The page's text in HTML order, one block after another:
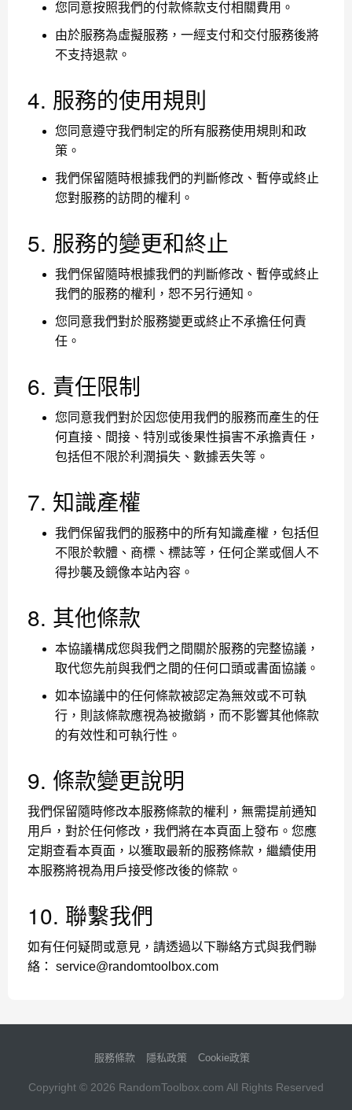
您同意按照我們的付款條款支付相關費用。
由於服務為虛擬服務，一經支付和交付服務後將
不支持退款。
4. 服務的使用規則
您同意遵守我們制定的所有服務使用規則和政
策。
我們保留隨時根據我們的判斷修改、暫停或終止
您對服務的訪問的權利。
5. 服務的變更和終止
我們保留隨時根據我們的判斷修改、暫停或終止
我們的服務的權利，恕不另行通知。
您同意我們對於服務變更或終止不承擔任何責
任。
6. 責任限制
您同意我們對於因您使用我們的服務而產生的任
何直接、間接、特別或後果性損害不承擔責任，
包括但不限於利潤損失、數據丟失等。
7. 知識產權
我們保留我們的服務中的所有知識產權，包括但
不限於軟體、商標、標誌等，任何企業或個人不
得抄襲及鏡像本站內容。
8. 其他條款
本協議構成您與我們之間關於服務的完整協議，
取代您先前與我們之間的任何口頭或書面協議。
如本協議中的任何條款被認定為無效或不可執
行，則該條款應視為被撤銷，而不影響其他條款
的有效性和可執行性。
9. 條款變更說明
我們保留隨時修改本服務條款的權利，無需提前通知
用戶，對於任何修改，我們將在本頁面上發布。您應
定期查看本頁面，以獲取最新的服務條款，繼續使用
本服務將視為用戶接受修改後的條款。
10. 聯繫我們
如有任何疑問或意見，請透過以下聯絡方式與我們聯
絡： service@randomtoolbox.com
服務條款 隱私政策 Cookie政策
Copyright © 2026 RandomToolbox.com All Rights Reserved